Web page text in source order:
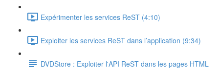
Expérimenter les services ReST (4:10)
Exploiter les services ReST dans l’application (9:34)
DVDStore : Exploiter l'API ReST dans les pages HTML